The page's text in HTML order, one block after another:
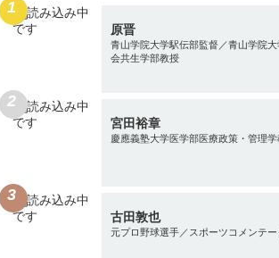
原晋
青山学院大学駅伝部監督／青山学院大
会共生学部教授
宮田裕章
慶應義塾大学医学部医療政策・管理
古田敦也
元プロ野球選手／スポーツコメンテー